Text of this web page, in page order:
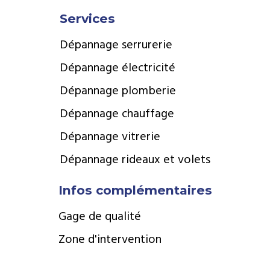
Services
Dépannage serrurerie
Dépannage électricité
Dépannage plomberie
Dépannage chauffage
Dépannage vitrerie
Dépannage rideaux et volets
Infos complémentaires
Gage de qualité
Zone d'intervention